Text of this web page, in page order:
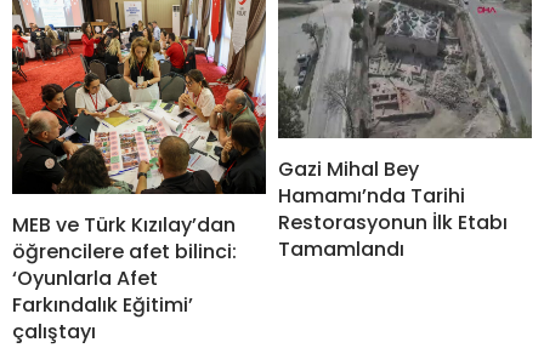
MEB ve Türk Kızılay’dan
öğrencilere afet bilinci:
‘Oyunlarla Afet
Farkındalık Eğitimi’
çalıştayı
Gazi Mihal Bey
Hamamı’nda Tarihi
Restorasyonun İlk Etabı
Tamamlandı